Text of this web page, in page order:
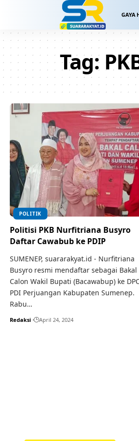
GAYA
Tag:
POLITIK
Politisi PKB Nurfitriana Busyro
Daftar Cawabub ke PDIP
SUMENEP, suararakyat.id - Nurfitriana
Busyro resmi mendaftar sebagai Bakal
Calon Wakil Bupati (Bacawabup) ke
PDI Perjuangan Kabupaten Sumenep.
Rabu…
Redaksi April 24, 2024